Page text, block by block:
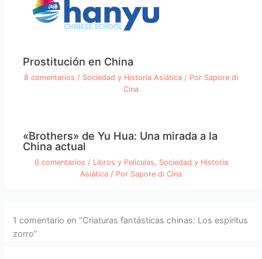
Prostitución en China
8 comentarios / Sociedad y Historia Asiática / Por Sapore di
Cina
«Brothers» de Yu Hua: Una mirada a la
China actual
6 comentarios / Libros y Películas, Sociedad y Historia
Asiática / Por Sapore di Cina
1 comentario en “Criaturas fantásticas chinas: Los espíritus
zorro”